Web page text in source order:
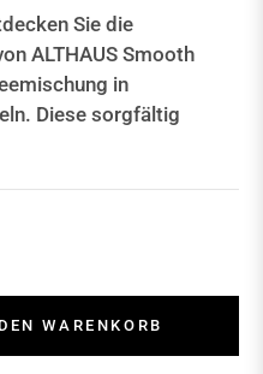
Sie die
ALTHAUS Smooth
in
Diese sorgfältig
WARENKORB